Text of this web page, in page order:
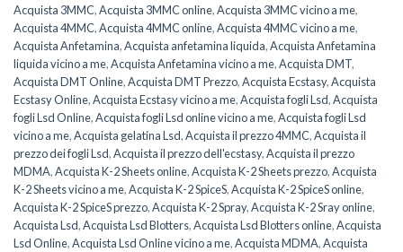
Acquista 3MMC,Acquista 3MMC online,Acquista 3MMC vicino a me,
Acquista 4MMC,Acquista 4MMC online,Acquista 4MMC vicino a me,
Acquista Anfetamina,Acquista anfetamina liquida,Acquista Anfetamina
liquida vicino a me,Acquista Anfetamina vicino a me,Acquista DMT,
Acquista DMT Online,Acquista DMT Prezzo,Acquista Ecstasy,Acquista
Ecstasy Online,Acquista Ecstasy vicino a me,Acquista fogli Lsd,Acquista
fogli Lsd Online,Acquista fogli Lsd online vicino a me,Acquista fogli Lsd
vicino a me,Acquista gelatina Lsd,Acquista il prezzo 4MMC,Acquista il
prezzo dei fogli Lsd,Acquista il prezzo dell'ecstasy,Acquista il prezzo
MDMA,Acquista K-2 Sheets online,Acquista K-2 Sheets prezzo,Acquista
K-2 Sheets vicino a me,Acquista K-2 SpiceS,Acquista K-2 SpiceS online,
Acquista K-2 SpiceS prezzo,Acquista K-2 Spray,Acquista K-2 Sray online,
Acquista Lsd,Acquista Lsd Blotters,Acquista Lsd Blotters online,Acquista
Lsd Online,Acquista Lsd Online vicino a me,Acquista MDMA,Acquista